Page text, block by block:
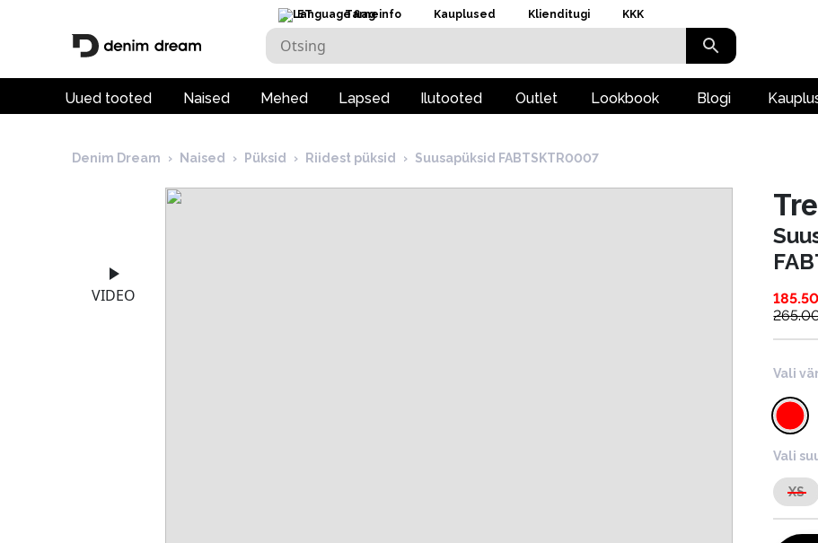
ET Tarneinfo Kauplused Klienditugi KKK
Uued tooted Naised Mehed Lapsed Ilutooted Outlet Lookbook Blogi
Denim Dream › Naised › Püksid › Riidest püksid › Suusapüksid FABTSKTR0007
VIDEO 185.50
Vali
Vali
XS